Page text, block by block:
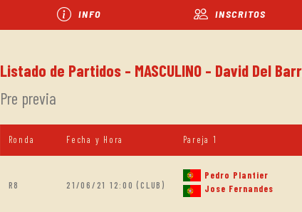
INFO INSCRITOS
Listado de Partidos - MASCULINO - David Del
Pre previa
Ronda Fecha y Hora Pareja 1
R8 21/06/21 12:00 (CLUB)
Pedro Plantier
Jose Fernandes